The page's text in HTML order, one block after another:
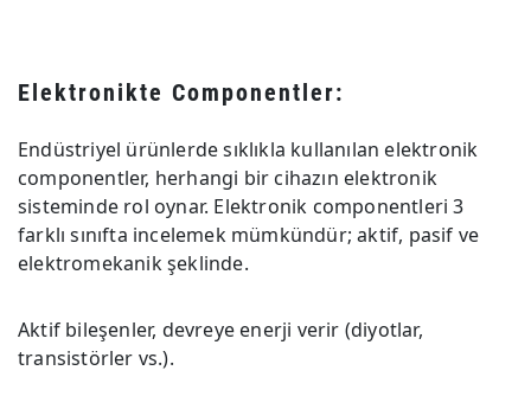
Elektronikte Componentler:
Endüstriyel ürünlerde sıklıkla kullanılan elektronik
componentler, herhangi bir cihazın elektronik
sisteminde rol oynar. Elektronik componentleri 3
farklı sınıfta incelemek mümkündür; aktif, pasif ve
elektromekanik şeklinde.
Aktif bileşenler, devreye enerji verir (diyotlar,
transistörler vs.).